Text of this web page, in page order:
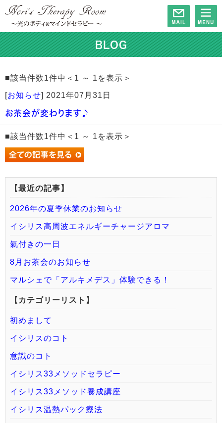
BLOG
■該当件数1件中＜1 ～ 1を表示＞
[お知らせ] 2021年07月31日
お茶会が変わります♪
■該当件数1件中＜1 ～ 1を表示＞
【最近の記事】
2026年の夏季休業のお知らせ
イシリス高周波エネルギーチャージアロマ
氣付きの一日
8月お茶会のお知らせ
マルシェで「アルキメデス」体験できる！
【カテゴリーリスト】
初めまして
イシリスのコト
意識のコト
イシリス33メソッドセラピー
イシリス33メソッド養成講座
イシリス温熱パック療法